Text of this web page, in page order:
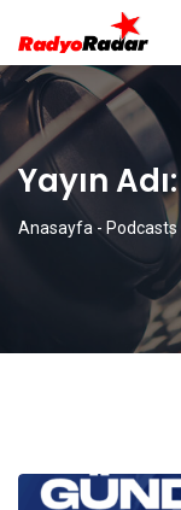
Yayın Adı:
Anasayfa - Podcasts